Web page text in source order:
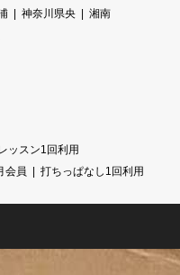
神奈川県央
湘南
ッスン1回利用
会員 打ちっぱなし1回利用